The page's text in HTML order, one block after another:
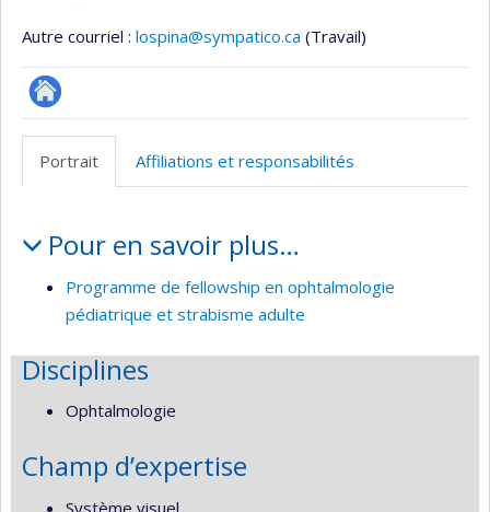
Autre courriel : lospina@sympatico.ca (Travail)
ResearchGate
Portrait
Affiliations et responsabilités
Pour en savoir plus…
Programme de fellowship en ophtalmologie
pédiatrique et strabisme adulte
Disciplines
Ophtalmologie
Champ d’expertise
Système visuel